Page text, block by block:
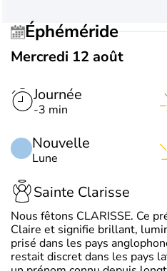
Éphéméride
Mercredi 12 août
Journée
-3 min
Nouvelle
Lune
Sainte Clarisse
Nous fêtons CLARISSE. Ce
Claire et signifie brillant,
prisé dans les pays
restait discret dans les pays